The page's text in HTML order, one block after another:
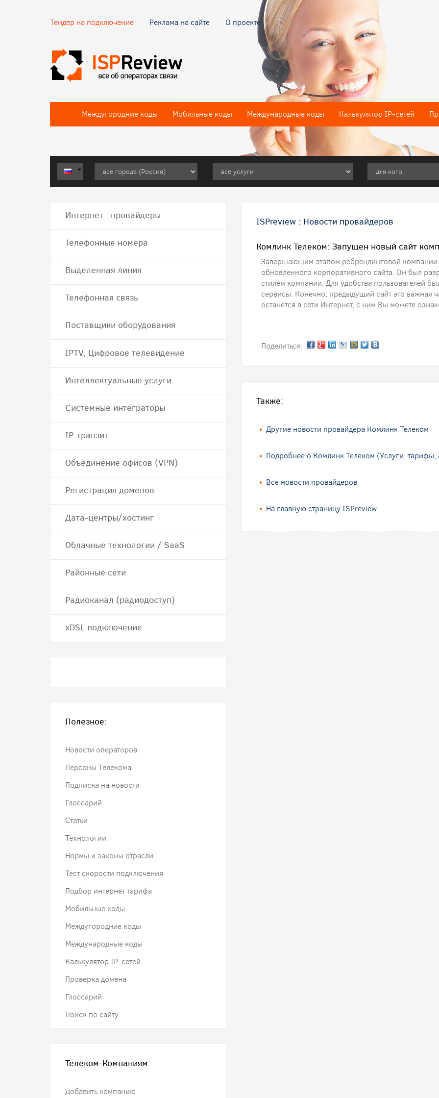
Тендер на подключение Реклама на сайте О проекте
Междугородние коды Мобильные коды Международные коды Калькулятор IP-сетей
ISPreview : Новости провайдеров
Комлинк Телеком: Запущен новый сайт
Завершающим этапом ребрендинговой компании
обновленного корпоративного сайта. Он был
стилем компании. Для удобства пользователей
сервисы. Конечно, предыдущий сайт это важная
останется в сети Интернет, с ним Вы можете
Поделиться:
Также:
Другие новости провайдера Комлинк Телеком
Подробнее о Комлинк Телеком (Услуги, тарифы,
Все новости провайдеров
На главную страницу ISPreview
Интернет провайдеры
Телефонные номера
Выделенная линия
Телефонная связь
Поставщики оборудования
IPTV, Цифровое телевидение
Интеллектуальные услуги
Системные интеграторы
IP-транзит
Объединение офисов (VPN)
Регистрация доменов
Дата-центры/хостинг
Облачные технологии / SaaS
Районные сети
Радиоканал (радиодоступ)
хDSL подключение
Полезное:
Новости операторов
Персоны Телекома
Подписка на новости
Глоссарий
Статьи
Технологии
Нормы и законы отрасли
Тест скорости подключения
Подбор интернет тарифа
Мобильные коды
Междугородние коды
Международные коды
Калькулятор IP-сетей
Проверка домена
Глоссарий
Поиск по сайту
Телеком-Компаниям:
Добавить компанию